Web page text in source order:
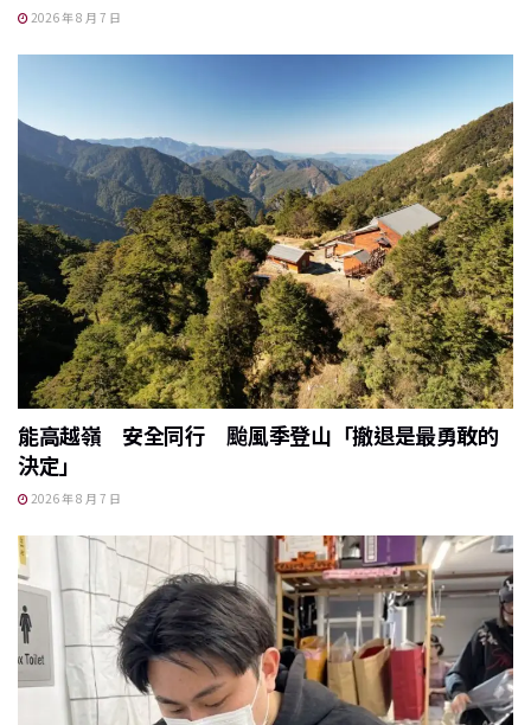
2026 年 8 月 7 日
能高越嶺 安全同行 颱風季登山「撤退是最勇敢的
決定」
2026 年 8 月 7 日